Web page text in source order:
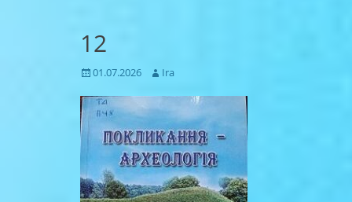
12
Posted
01.07.2026 Author
Ira